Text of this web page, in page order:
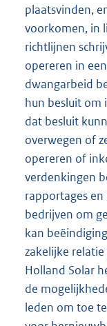
plaatsvinden,
voorkomen, in
richtlijnen
opereren in
dwangarbeid
hun besluit om
dat besluit
overwegen of
opereren of
verdenkingen
rapportages
bedrijven om
kan
zakelijke
Holland Solar
de
leden om toe